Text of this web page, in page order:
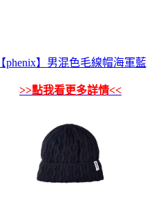
【phenix】男混色毛線帽海軍藍
>>點我看更多詳情<<